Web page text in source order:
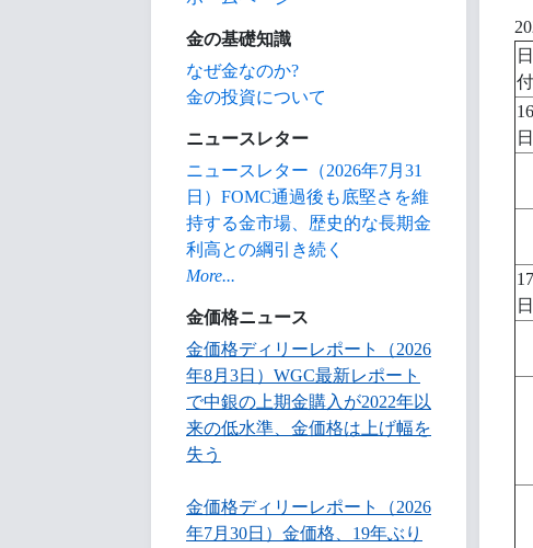
金の基礎知識
なぜ金なのか?
金の投資について
ニュースレター
ニュースレター（2026年7月31
日）FOMC通過後も底堅さを維
持する金市場、歴史的な長期金
利高との綱引き続く
More...
金価格ニュース
金価格ディリーレポート（2026
年8月3日）WGC最新レポート
で中銀の上期金購入が2022年以
来の低水準、金価格は上げ幅を
失う
金価格ディリーレポート（2026
年7月30日）金価格、19年ぶり
日
付
16
日
17
日